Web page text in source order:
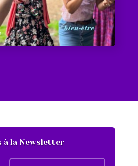
à la Newsletter